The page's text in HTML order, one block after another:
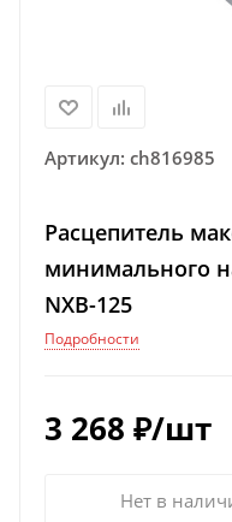
Артикул: ch816985
Расцепитель
минимального
NXB-125
Подробности
3 268 ₽/шт
Нет в